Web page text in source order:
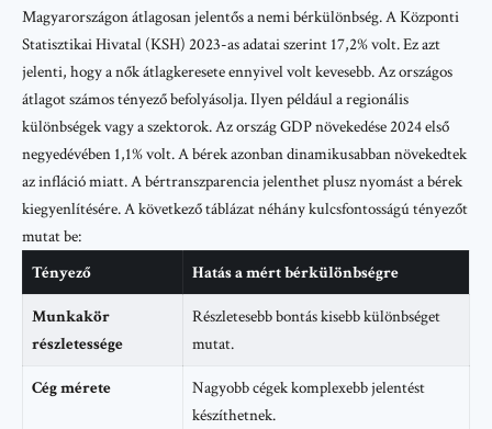
Magyarországon átlagosan jelentős a nemi bérkülönbség. A Központi
Statisztikai Hivatal (KSH) 2023-as adatai szerint 17,2% volt. Ez azt
jelenti, hogy a nők átlagkeresete ennyivel volt kevesebb. Az országos
átlagot számos tényező befolyásolja. Ilyen például a regionális
különbségek vagy a szektorok. Az ország GDP növekedése 2024 első
negyedévében 1,1% volt. A bérek azonban dinamikusabban növekedtek
az infláció miatt. A bértranszparencia jelenthet plusz nyomást a bérek
kiegyenlítésére. A következő táblázat néhány kulcsfontosságú tényezőt
mutat be:
Tényező
Hatás a mért bérkülönbségre
Munkakör
részletessége
Részletesebb bontás kisebb különbséget
mutat.
Cég mérete
Nagyobb cégek komplexebb jelentést
készíthetnek.